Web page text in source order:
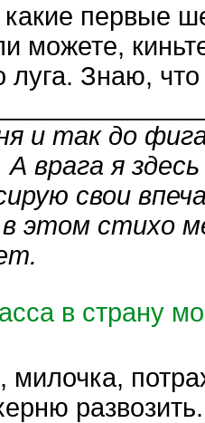
первые
можете,
луга. Знаю,
и так до
врага я
свои
этом стихо
в страну